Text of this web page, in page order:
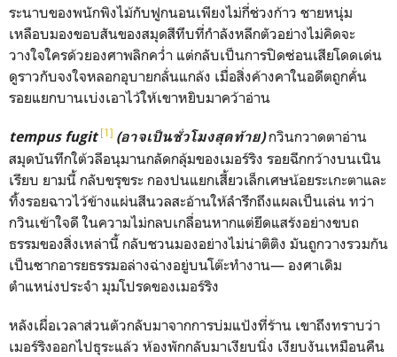
ระนาบของพนักพิงไม้กับฟูกนอนเพียงไม่กี่ช่วงก้าว ชายหนุ่ม
เหลือบมองขอบสันของสมุดสีทึบที่กำลังหลีกตัวอย่างไม่คิดจะ
วางใจใครด้วยองศาพลิกคว่ำ แต่กลับเป็นการปิดซ่อนเสียโดดเด่น
ดูราวกับจงใจหลอกอุบายกลั่นแกล้ง เมื่อสิ่งค้างคาในอดีตถูกคั่น
รอยแยกบานเบ่งเอาไว้ให้เขาหยิบมาคว้าอ่าน
tempus fugit [1] (อาจเป็นชั่วโมงสุดท้าย)กวินกวาดตาอ่าน
สมุดบันทึกใต้วลีอนุมานกลัดกลุ้มของเมอร์ริง รอยฉีกกว้างบนเนิน
เรียบ ยามนี้ กลับขรุขระ กองปนแยกเสี้ยวเล็กเศษน้อยระเกะตาและ
ทิ้งรอยฉาวไว้ข้างแผ่นสีนวลสะอ้านให้ลำรึกถึงแผลเป็นเล่น ทว่า
กวินเข้าใจดี ในความไม่กลบเกลื่อนหากแต่ยึดแสร้งอย่างขบถ
ธรรมของสิ่งเหล่านี้ กลับชวนมองอย่างไม่น่าติติง มันถูกวางรวมกัน
เป็นซากอารยธรรมอล่างฉ่างอยู่บนโต๊ะทำงาน— องศาเดิม
ตำแหน่งประจำ มุมโปรดของเมอร์ริง
หลังเผื่อเวลาส่วนตัวกลับมาจากการบ่มแป้งที่ร้าน เขาถึงทราบว่า
เมอร์ริงออกไปธุระแล้ว ห้องพักกลับมาเงียบนิ่ง เงียบงันเหมือนคืน